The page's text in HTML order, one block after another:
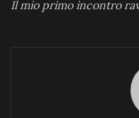
Il mio primo incontro